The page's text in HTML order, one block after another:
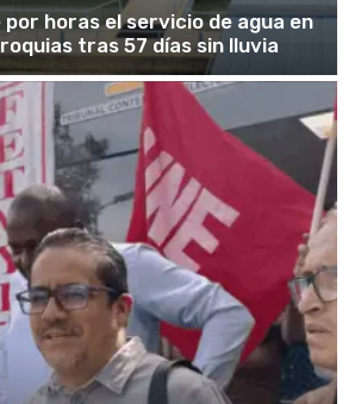
horas el servicio de agua en
tras 57 días sin lluvia